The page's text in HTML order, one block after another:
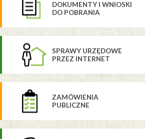
DOKUMENTY I WNIOSKI
DO POBRANIA
SPRAWY URZĘDOWE
PRZEZ INTERNET
ZAMÓWIENIA
PUBLICZNE